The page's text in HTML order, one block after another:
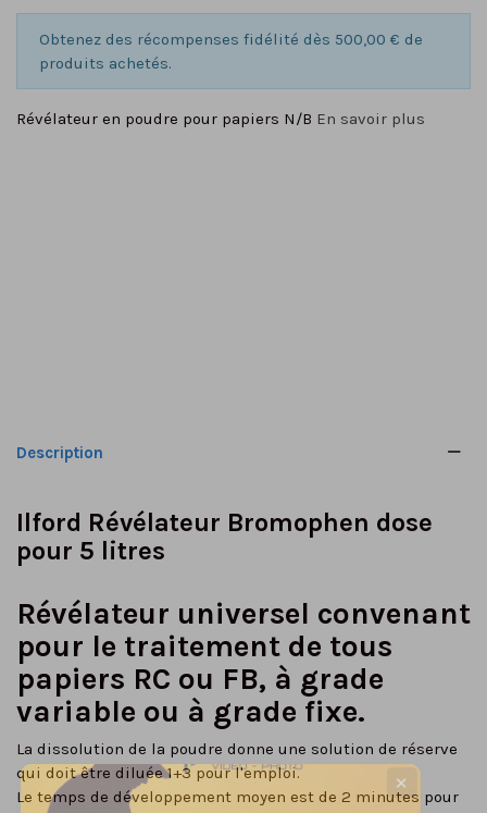
Obtenez des récompenses fidélité dès 500,00 € de
produits achetés.
Révélateur en poudre pour papiers N/B En savoir plus
Description
Ilford Révélateur Bromophen dose
pour 5 litres
Révélateur universel convenant
pour le traitement de tous
papiers RC ou FB, à grade
variable ou à grade fixe.
La dissolution de la poudre donne une solution de réserve
qui doit être diluée 1+3 pour l'emploi.
Le temps de développement moyen est de 2 minutes pour